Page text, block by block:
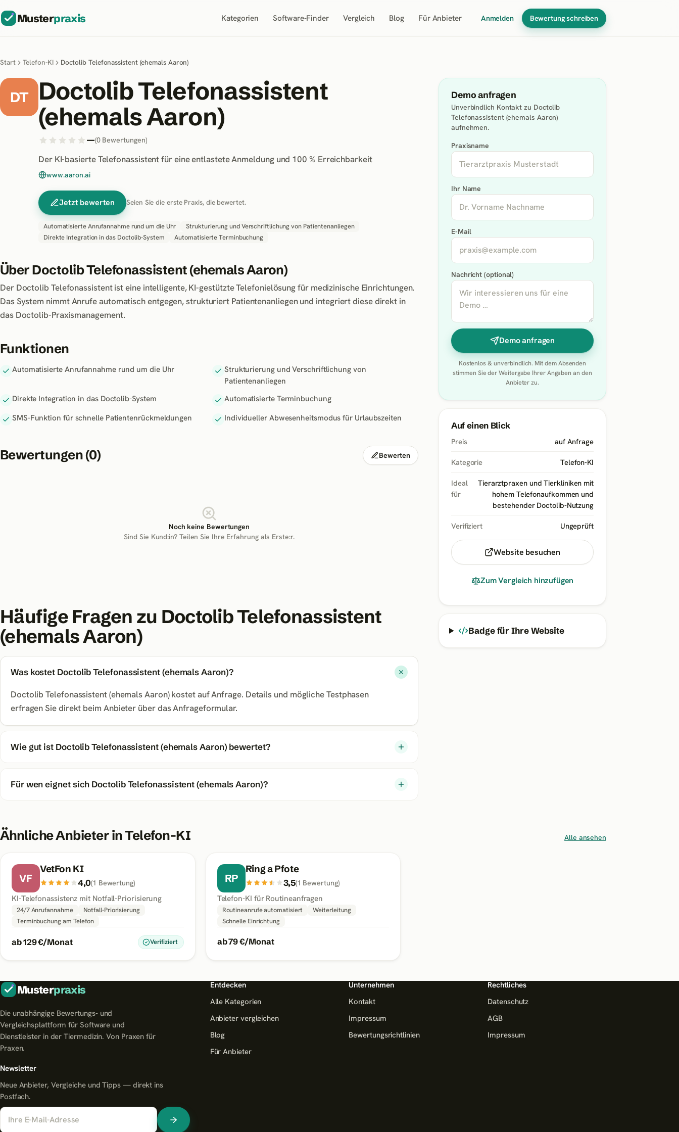
Musterpraxis Kategorien Software-Finder Vergleich Blog Für Anbieter Anmelden Bewertung schreiben
Start Telefon-KI Doctolib Telefonassistent (ehemals Aaron)
DT
Doctolib Telefonassistent
(ehemals Aaron)
—(0 Bewertungen)
Der KI-basierte Telefonassistent für eine entlastete Anmeldung und 100 % Erreichbarkeit
www.aaron.ai
Jetzt bewerten Seien Sie die erste Praxis, die bewertet.
Automatisierte Anrufannahme rund um die Uhr
Strukturierung und Verschriftlichung von Patientenanliegen
Direkte Integration in das Doctolib-System
Automatisierte Terminbuchung
ÜberDoctolib Telefonassistent (ehemals Aaron)
Der Doctolib Telefonassistent ist eine intelligente, KI-gestützte Telefonielösung für medizinische Einrichtungen.
Das System nimmt Anrufe automatisch entgegen, strukturiert Patientenanliegen und integriert diese direkt in
das Doctolib-Praxismanagement.
Funktionen
Automatisierte Anrufannahme rund um die Uhr
Strukturierung und Verschriftlichung von
Patientenanliegen
Direkte Integration in das Doctolib-System
Automatisierte Terminbuchung
SMS-Funktion für schnelle Patientenrückmeldungen
Individueller Abwesenheitsmodus für Urlaubszeiten
Bewertungen (0) Bewerten
Noch keine Bewertungen
Sind Sie Kund:in? Teilen Sie Ihre Erfahrung als Erste:r.
Häufige Fragen zu Doctolib Telefonassistent
(ehemals Aaron)
Was kostet Doctolib Telefonassistent (ehemals Aaron)?
Doctolib Telefonassistent (ehemals Aaron) kostet auf Anfrage. Details und mögliche Testphasen
erfragen Sie direkt beim Anbieter über das Anfrageformular.
Wie gut ist Doctolib Telefonassistent (ehemals Aaron) bewertet?
Für wen eignet sich Doctolib Telefonassistent (ehemals Aaron)?
Demo anfragen
Unverbindlich Kontakt zu Doctolib
Telefonassistent (ehemals Aaron)
aufnehmen.
Praxisname
Ihr Name
E-Mail
Nachricht (optional)
Demo anfragen
Kostenlos & unverbindlich. Mit dem Absenden
stimmen Sie der Weitergabe Ihrer Angaben an den
Anbieter zu.
Auf einen Blick
Preis auf Anfrage
Kategorie Telefon-KI
Ideal
für
Tierarztpraxen und Tierkliniken mit
hohem Telefonaufkommen und
bestehender Doctolib-Nutzung
Verifiziert Ungeprüft
Website besuchen
Zum Vergleich hinzufügen
Badge für Ihre Website
Ähnliche Anbieter inTelefon-KI Alle ansehen
VF
VetFon KI
4,0(1 Bewertung)
KI-Telefonassistenz mit Notfall-Priorisierung
24/7 Anrufannahme
Notfall-Priorisierung
Terminbuchung am Telefon
ab 129 €/Monat Verifiziert
RP
Ring a Pfote
3,5(1 Bewertung)
Telefon-KI für Routineanfragen
Routineanrufe automatisiert
Weiterleitung
Schnelle Einrichtung
ab 79 €/Monat
Musterpraxis
Die unabhängige Bewertungs- und
Vergleichsplattform für Software und
Dienstleister in der Tiermedizin. Von Praxen für
Praxen.
Newsletter
Neue Anbieter, Vergleiche und Tipps — direkt ins
Postfach.
Entdecken
Alle Kategorien
Anbieter vergleichen
Blog
Für Anbieter
Unternehmen
Kontakt
Impressum
Bewertungsrichtlinien
Rechtliches
Datenschutz
AGB
Impressum